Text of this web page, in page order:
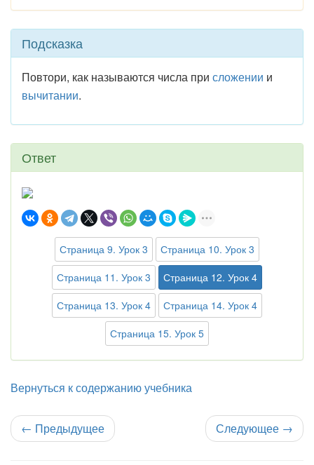
Подсказка
Повтори, как называются числа при сложении и
вычитании.
Ответ
Страница 9. Урок 3
Страница 10. Урок 3
Страница 11. Урок 3
Страница 12. Урок 4
Страница 13. Урок 4
Страница 14. Урок 4
Страница 15. Урок 5
Вернуться к содержанию учебника
← Предыдущее Следующее →